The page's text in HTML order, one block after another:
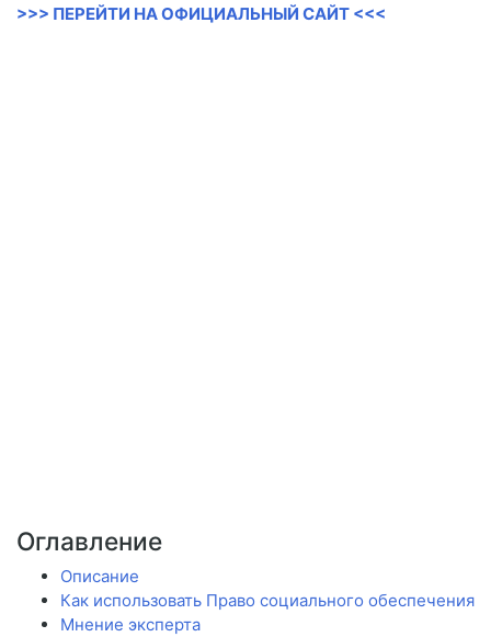
>>> ПЕРЕЙТИ НА ОФИЦИАЛЬНЫЙ САЙТ <<<
Оглавление
Описание
Как использовать Право социального обеспечения
Мнение эксперта